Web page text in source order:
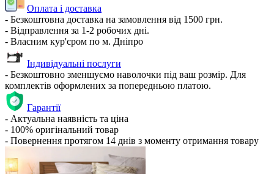
Оплата і доставка
- Безкоштовна доставка на замовлення від 1500 грн.
- Відправлення за 1-2 робочих дні.
- Власним кур'єром по м. Дніпро
Індивідуальні послуги
- Безкоштовно зменшуємо наволочки під ваш розмір. Для
комплектів оформлених за попередньою платою.
Гарантії
- Актуальна наявність та ціна
- 100% оригінальний товар
- Повернення протягом 14 днів з моменту отримання товару